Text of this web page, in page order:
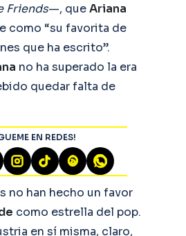
Friends—, queAriana
como “su favorita de
que ha escrito”.
no ha superado la era
quedar falta de
EN REDES!
no han hecho un favor
como estrella del pop.
en sí misma, claro,